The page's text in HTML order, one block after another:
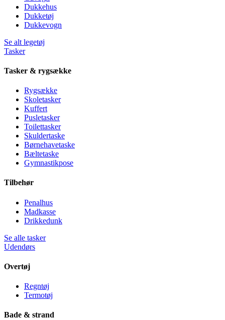
Dukkehus
Dukketøj
Dukkevogn
Se alt legetøj
Tasker
Tasker & rygsække
Rygsække
Skoletasker
Kuffert
Pusletasker
Toilettasker
Skuldertaske
Børnehavetaske
Bæltetaske
Gymnastikpose
Tilbehør
Penalhus
Madkasse
Drikkedunk
Se alle tasker
Udendørs
Overtøj
Regntøj
Termotøj
Bade & strand